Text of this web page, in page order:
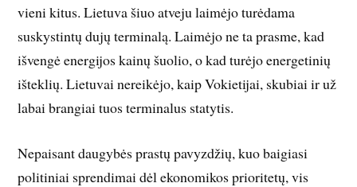
vieni kitus. Lietuva šiuo atveju laimėjo turėdama
suskystintų dujų terminalą. Laimėjo ne ta prasme, kad
išvengė energijos kainų šuolio, o kad turėjo energetinių
išteklių. Lietuvai nereikėjo, kaip Vokietijai, skubiai ir už
labai brangiai tuos terminalus statytis.
Nepaisant daugybės prastų pavyzdžių, kuo baigiasi
politiniai sprendimai dėl ekonomikos prioritetų, vis